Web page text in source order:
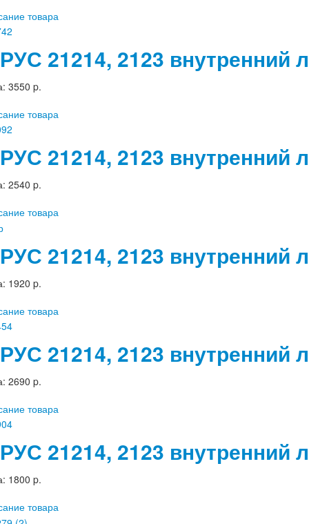
товара
21214, 2123 внутренний
3550 p.
товара
21214, 2123 внутренний
2540 p.
товара
21214, 2123 внутренний
1920 p.
товара
21214, 2123 внутренний
2690 p.
товара
21214, 2123 внутренний
1800 p.
товара